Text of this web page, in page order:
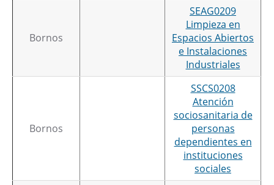
Bornos
SEAG0209
Limpieza en
Espacios Abiertos
e Instalaciones
Industriales
Bornos
SSCS0208
Atención
sociosanitaria de
personas
dependientes en
instituciones
sociales